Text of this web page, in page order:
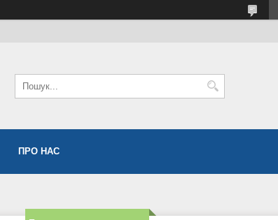
ПРО НАС